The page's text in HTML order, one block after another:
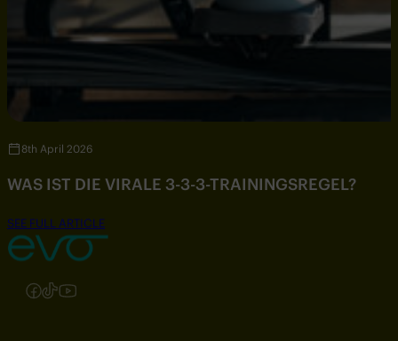
8th April 2026
WAS IST DIE VIRALE 3-3-3-TRAININGSREGEL?
SEE FULL ARTICLE
Folgen Sie uns auf Instagram
Folgen Sie uns auf Facebook
Folgen Sie uns auf TikTok
Folgen Sie uns auf YouTube